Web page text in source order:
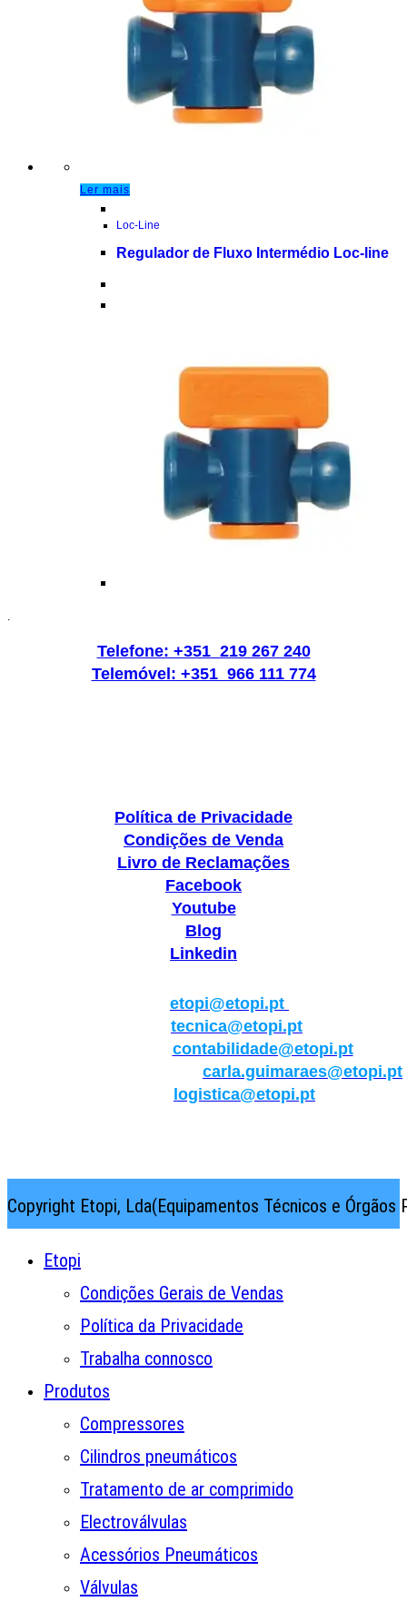
Ler mais
Loc-Line
Regulador de Fluxo Intermédio Loc-line
.
Telefone: +351 219 267 240
Telemóvel: +351 966 111 774
Política de Privacidade
Condições de Venda
Livro de Reclamações
Facebook
Youtube
Blog
Linkedin
etopi@etopi.pt
tecnica@etopi.pt
contabilidade@etopi.pt
carla.guimaraes@etopi.pt
logistica@etopi.pt
Copyright Etopi, Lda(Equipamentos Técnicos e
Etopi
Condições Gerais de Vendas
Política da Privacidade
Trabalha connosco
Produtos
Compressores
Cilindros pneumáticos
Tratamento de ar comprimido
Electroválvulas
Acessórios Pneumáticos
Válvulas